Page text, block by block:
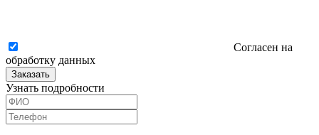
Согласен на
обработку данных
Заказать
Узнать подробности